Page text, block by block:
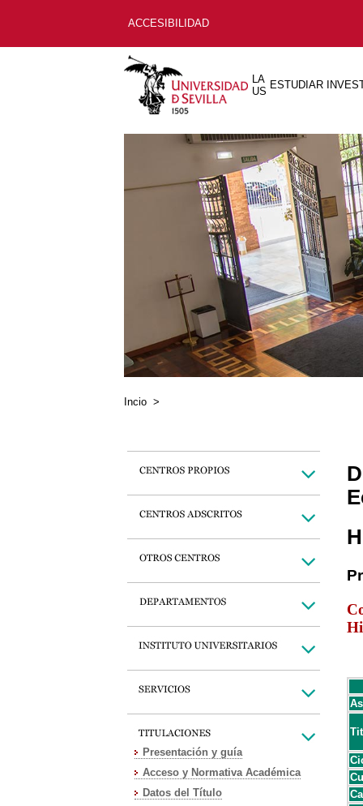
ACCESIBILIDAD
LA
US
ESTUDIAR
Incio >
Presentación y guía
Acceso y Normativa Académica
Datos del Título